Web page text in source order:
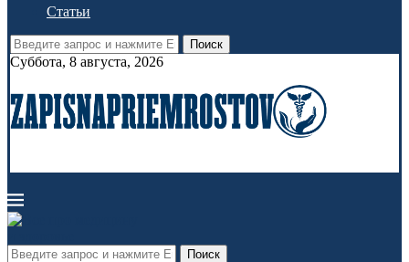
Статьи
Поиск
Суббота, 8 августа, 2026
Поиск